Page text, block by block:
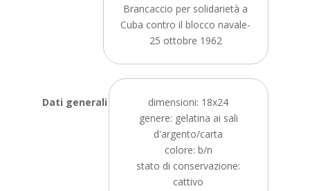
Brancaccio per solidarietà a
Cuba contro il blocco navale-
25 ottobre 1962
Dati generali
dimensioni: 18x24
genere: gelatina ai sali
d'argento/carta
colore: b/n
stato di conservazione:
cattivo